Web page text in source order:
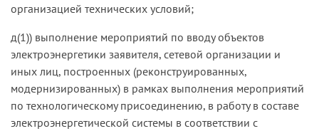
организацией технических условий;
д(1)) выполнение мероприятий по вводу объектов
электроэнергетики заявителя, сетевой организации и
иных лиц, построенных (реконструированных,
модернизированных) в рамках выполнения мероприятий
по технологическому присоединению, в работу в составе
электроэнергетической системы в соответствии с